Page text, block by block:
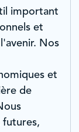
important
et
Nos
et
de
futures,